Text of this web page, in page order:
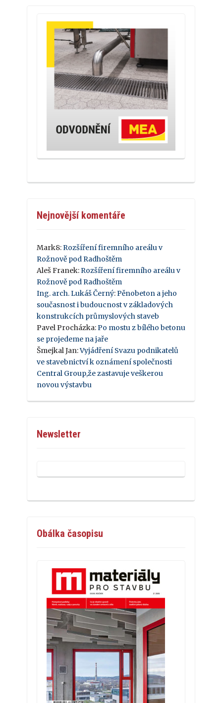
Nejnovější komentáře
Mark8: Rozšíření firemního areálu v
Rožnově pod Radhoštěm
Aleš Franek: Rozšíření firemního areálu v
Rožnově pod Radhoštěm
Ing. arch. Lukáš Černý: Pěnobeton a jeho
současnost i budoucnost v základových
konstrukcích průmyslových staveb
Pavel Procházka: Po mostu z bílého betonu
se projedeme na jaře
Šmejkal Jan:Vyjádření Svazu podnikatelů
ve stavebnictví k oznámení společnosti
Central Group,že zastavuje veškerou
novou výstavbu
Newsletter
Obálka časopisu